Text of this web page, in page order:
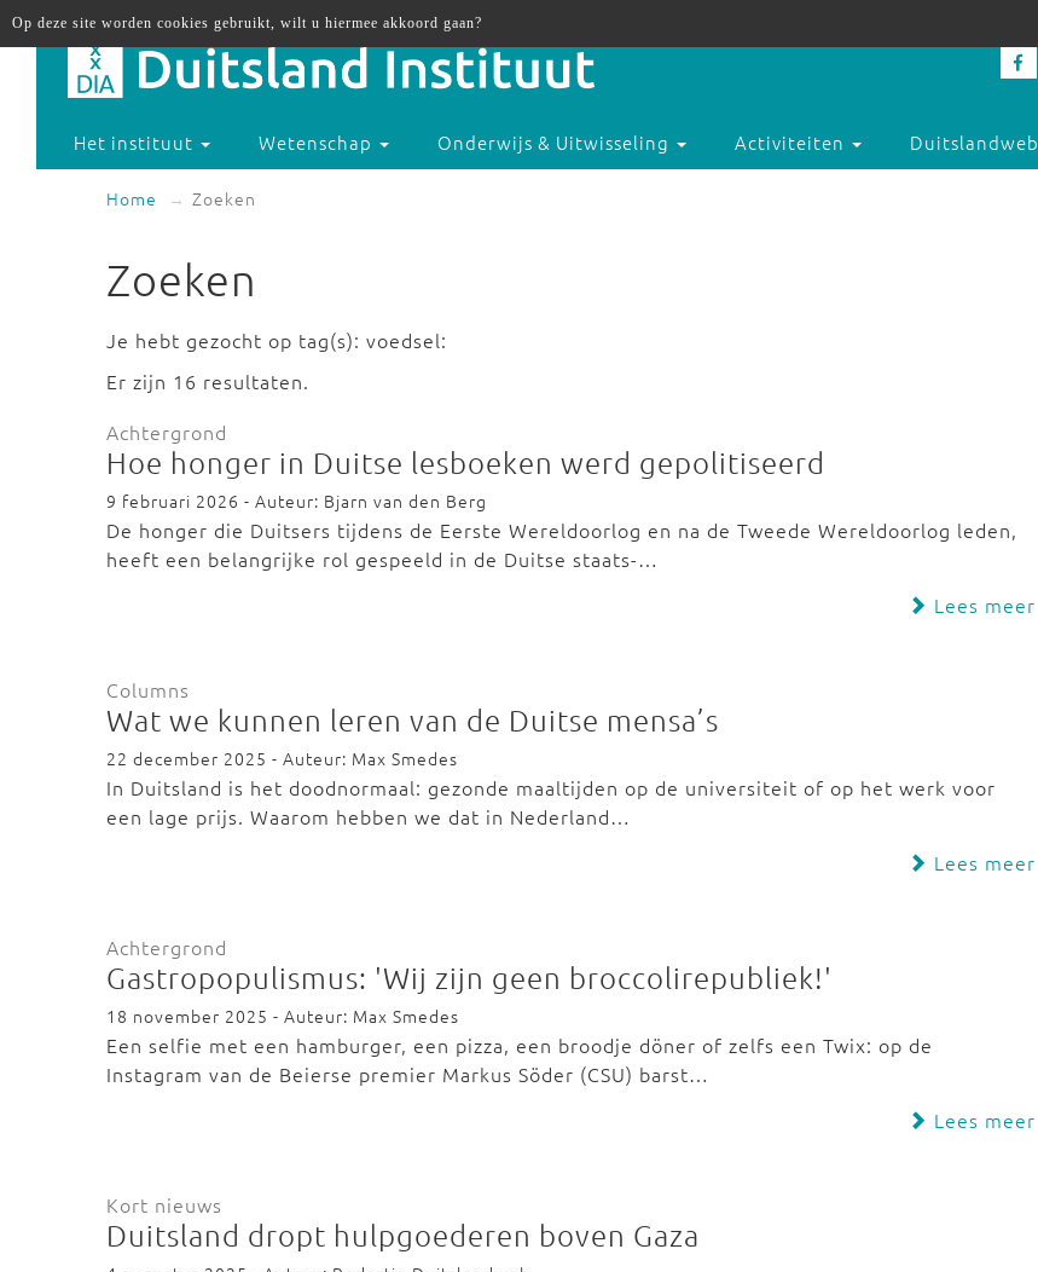
Het instituut Wetenschap Onderwijs & Uitwisseling Activiteiten Duitslandweb
Home Zoeken
Zoeken
Je hebt gezocht op tag(s): voedsel:
Er zijn 16 resultaten.
Achtergrond
Hoe honger in Duitse lesboeken werd gepolitiseerd
9 februari 2026 - Auteur: Bjarn van den Berg
De honger die Duitsers tijdens de Eerste Wereldoorlog en na de Tweede Wereldoorlog leden,
heeft een belangrijke rol gespeeld in de Duitse staats-…
Lees meer
Columns
Wat we kunnen leren van de Duitse mensa’s
22 december 2025 - Auteur: Max Smedes
In Duitsland is het doodnormaal: gezonde maaltijden op de universiteit of op het werk voor
een lage prijs. Waarom hebben we dat in Nederland…
Lees meer
Achtergrond
Gastropopulismus: 'Wij zijn geen broccolirepubliek!'
18 november 2025 - Auteur: Max Smedes
Een selfie met een hamburger, een pizza, een broodje döner of zelfs een Twix: op de
Instagram van de Beierse premier Markus Söder (CSU) barst…
Lees meer
Kort nieuws
Duitsland dropt hulpgoederen boven Gaza
Op deze site worden cookies gebruikt, wilt u hiermee akkoord gaan?